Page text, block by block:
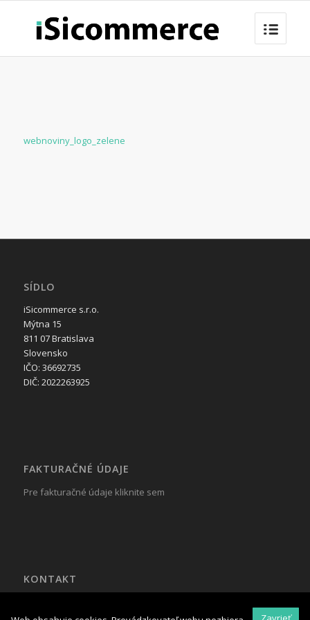
webnoviny_logo_zelene
SÍDLO
iSicommerce s.r.o.
Mýtna 15
811 07 Bratislava
Slovensko
IČO: 36692735
DIČ: 2022263925
FAKTURAČNÉ ÚDAJE
Pre fakturačné údaje kliknite sem
KONTAKT
Mail:reklama@isicommerce.sk